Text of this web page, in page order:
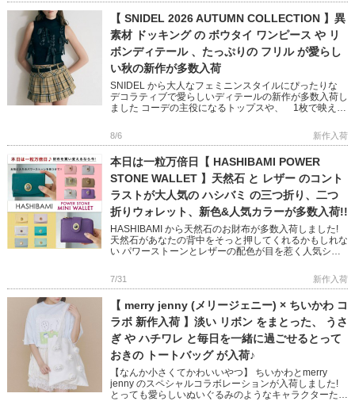
【 SNIDEL 2026 AUTUMN COLLECTION 】異
素材 ドッキング の ボウタイ ワンピース や リ
ボンディテール 、たっぷりの フリル が愛らし
い秋の新作が多数入荷
SNIDEL から大人なフェミニンスタイルにぴったりな
デコラティブで愛らしいディテールの新作が多数入荷し
ました コーデの主役になるトップスや、 1枚で映える
8/6 新作入荷
本日は一粒万倍日【 HASHIBAMI POWER
STONE WALLET 】天然石 と レザー のコント
ラストが大人気の ハシバミ の三つ折り、二つ
折りウォレット、新色&人気カラーが多数入荷!!
HASHIBAMI から天然石のお財布が多数入荷しました!
天然石があなたの背中をそっと押してくれるかもしれな
い パワーストーンとレザーの配色が目を惹く人気シリ
7/31 新作入荷
【 merry jenny (メリージェニー) × ちいかわ コ
ラボ 新作入荷 】淡い リボン をまとった、 うさ
ぎ や ハチワレ と毎日を一緒に過ごせるとって
おきの トートバッグ が入荷♪
【なんか小さくてかわいいやつ】 ちいかわとmerry
jenny のスペシャルコラボレーションが入荷しました!
とっても愛らしいぬいぐるみのようなキャラクターたく